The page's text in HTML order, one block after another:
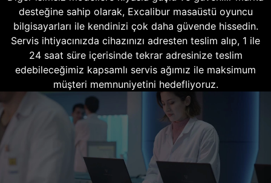
desteğine sahip olarak, Excalibur masaüstü oyuncu
bilgisayarları ile kendinizi çok daha güvende hissedin.
Servis ihtiyacınızda cihazınızı adresten teslim alıp, 1 ile
24 saat süre içerisinde tekrar adresinize teslim
edebileceğimiz kapsamlı servis ağımız ile maksimum
müşteri memnuniyetini hedefliyoruz.